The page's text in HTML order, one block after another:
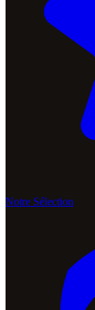
Notre Sélection